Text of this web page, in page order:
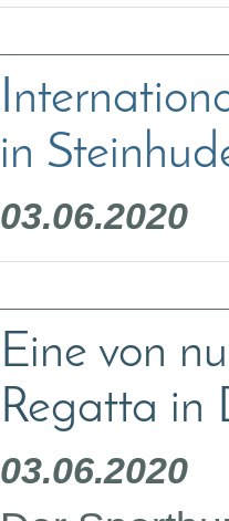
in
03.06.2020
Eine von
Regatta in
03.06.2020